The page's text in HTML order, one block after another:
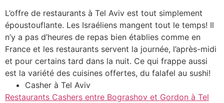
L’offre de restaurants à Tel Aviv est tout simplement
époustouflante. Les Israéliens mangent tout le temps! Il
n’y a pas d’heures de repas bien établies comme en
France et les restaurants servent la journée, l’après-midi
et pour certains tard dans la nuit. Ce qui frappe aussi
est la variété des cuisines offertes, du falafel au sushi!
Casher à Tel Aviv
Restaurants Cashers entre Bograshov et Gordon à Tel